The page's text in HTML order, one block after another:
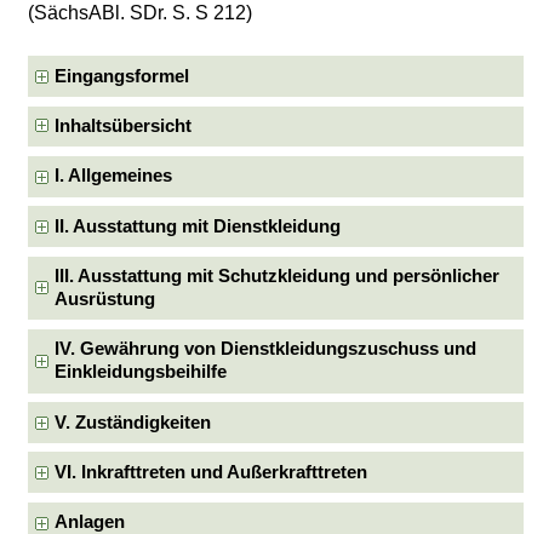
(SächsABl. SDr. S. S 212)
Eingangsformel
Inhaltsübersicht
I. Allgemeines
II. Ausstattung mit Dienstkleidung
III. Ausstattung mit Schutzkleidung und persönlicher
Ausrüstung
IV. Gewährung von Dienstkleidungszuschuss und
Einkleidungsbeihilfe
V. Zuständigkeiten
VI. Inkrafttreten und Außerkrafttreten
Anlagen